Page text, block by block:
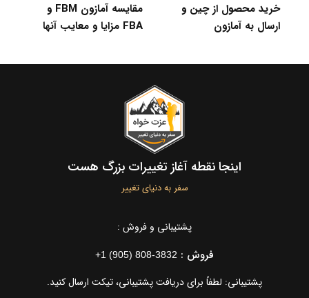
خرید محصول از چین و
ارسال به آمازون
عضویت پرایم آمازون و
چیزهایی که ممکن است
اینجا نقطه آغاز تغییرات بزرگ هست
سفر به دنیای تغییر
پشتیبانی و فروش :
فروش : +1 (905) 808-3832
پشتیبانی: لطفاً برای دریافت پشتیبانی، تیکت ارسال کنید.